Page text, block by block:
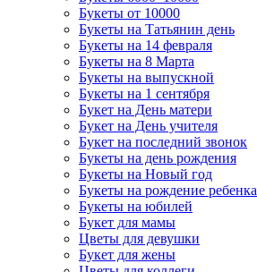
Букеты от 10000
Букеты на Татьянин день
Букеты на 14 февраля
Букеты на 8 Марта
Букеты на выпускной
Букеты на 1 сентября
Букет на День матери
Букет на День учителя
Букет на последний звонок
Букеты на день рождения
Букеты на Новый год
Букеты на рождение ребенка
Букеты на юбилей
Букет для мамы
Цветы для девушки
Букет для жены